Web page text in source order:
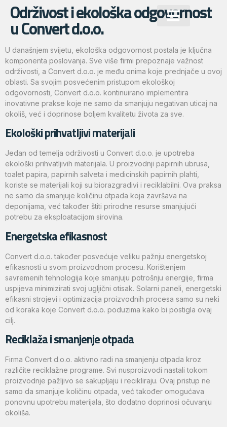
Održivost i ekološka odgovornost
u Convert d.o.o.
U današnjem svijetu, ekološka odgovornost postala je ključna
komponenta poslovanja. Sve više firmi prepoznaje važnost
održivosti, a Convert d.o.o. je među onima koje prednjače u ovoj
oblasti. Sa svojim posvećenim pristupom ekološkoj
odgovornosti, Convert d.o.o. kontinuirano implementira
inovativne prakse koje ne samo da smanjuju negativan uticaj na
okoliš, već i doprinose boljem kvalitetu života za sve.
Ekološki prihvatljivi materijali
Jedan od temelja održivosti u Convert d.o.o. je upotreba
ekološki prihvatljivih materijala. U proizvodnji papirnih ubrusa,
toalet papira, papirnih salveta i medicinskih papirnih plahti,
koriste se materijali koji su biorazgradivi i reciklabilni. Ova praksa
ne samo da smanjuje količinu otpada koja završava na
deponijama, već također štiti prirodne resurse smanjujući
potrebu za eksploatacijom sirovina.
Energetska efikasnost
Convert d.o.o. također posvećuje veliku pažnju energetskoj
efikasnosti u svom proizvodnom procesu. Korištenjem
savremenih tehnologija koje smanjuju potrošnju energije, firma
uspijeva minimizirati svoj ugljični otisak. Solarni paneli, energetski
efikasni strojevi i optimizacija proizvodnih procesa samo su neki
od koraka koje Convert d.o.o. poduzima kako bi postigla ovaj
cilj.
Reciklaža i smanjenje otpada
Firma Convert d.o.o. aktivno radi na smanjenju otpada kroz
različite reciklažne programe. Svi nusproizvodi nastali tokom
proizvodnje pažljivo se sakupljaju i recikliraju. Ovaj pristup ne
samo da smanjuje količinu otpada, već također omogućava
ponovnu upotrebu materijala, što dodatno doprinosi očuvanju
okoliša.